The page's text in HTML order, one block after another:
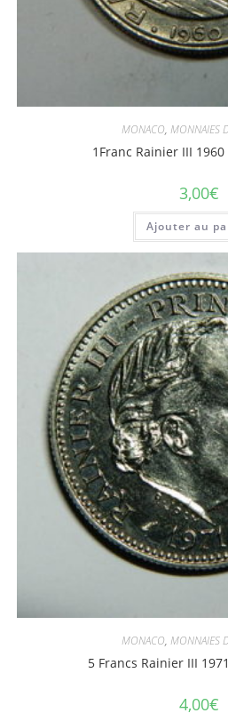
MONACO, MONNAIES
1Franc Rainier III 1960
3,00€
Ajouter au
MONACO, MONNAIES
5 Francs Rainier III
4,00€